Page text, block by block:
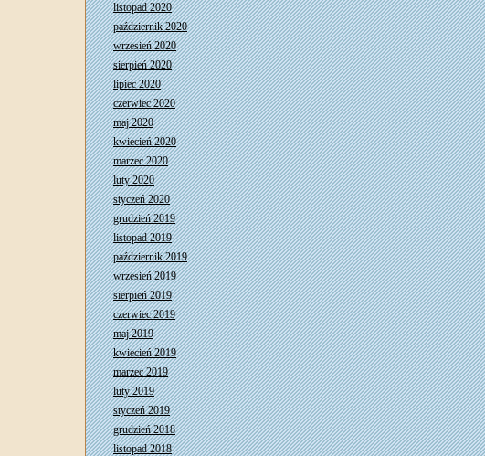
listopad 2020
październik 2020
wrzesień 2020
sierpień 2020
lipiec 2020
czerwiec 2020
maj 2020
kwiecień 2020
marzec 2020
luty 2020
styczeń 2020
grudzień 2019
listopad 2019
październik 2019
wrzesień 2019
sierpień 2019
czerwiec 2019
maj 2019
kwiecień 2019
marzec 2019
luty 2019
styczeń 2019
grudzień 2018
listopad 2018